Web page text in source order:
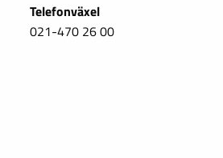
Telefonväxel
021-470 26 00